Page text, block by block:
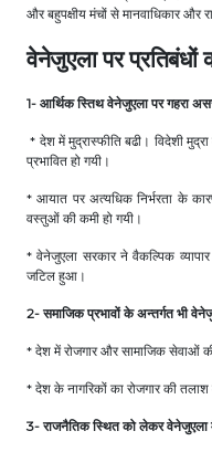
और बहुपक्षीय मंचों से मानवाधिकार और
वेनेजुएला पर
1- आर्थिक स्तिथ वेनेजुएला पर गहरा
* देश में मुद्रास्फीति बढी। विदेशी
प्रभावित हो गयी।
* आयात पर अत्यधिक निर्भरता के
वस्तुओं की कमी हो गयी।
* वेनेजुएला सरकार ने वैकल्पिक
जटिल हुआ।
2- समाजिक प्रभावों के अन्तर्गत भी
* देश में रोजगार और सामाजिक सेवाओं
* देश के नागरिकों का रोजगार की तलाश
3- राजनैतिक स्थित को लेकर